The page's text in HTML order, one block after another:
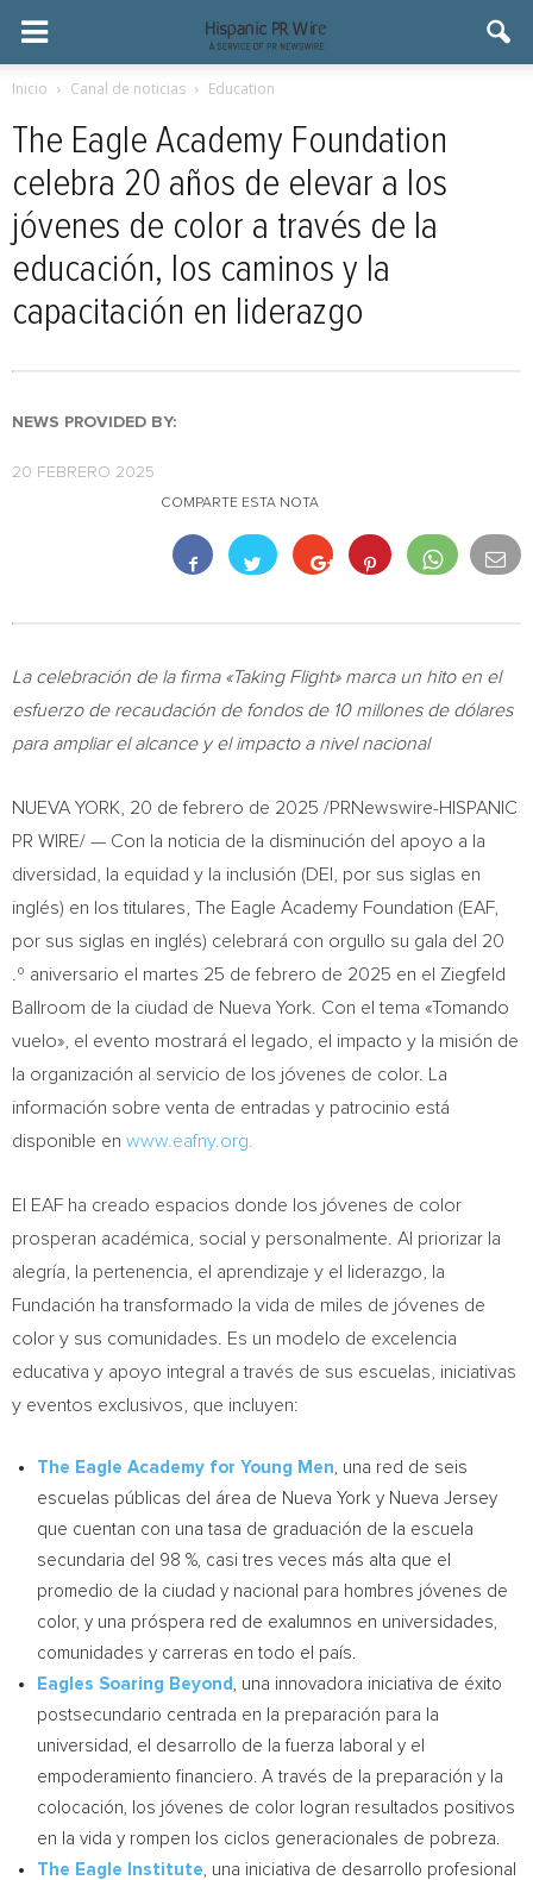
Inicio Canal de noticias Education
The Eagle Academy Foundation
celebra 20 años de elevar a los
jóvenes de color a través de la
educación, los caminos y la
capacitación en liderazgo
NEWS PROVIDED BY:
20 FEBRERO 2025
COMPARTE ESTA NOTA
La celebración de la firma «Taking Flight» marca un hito en el
esfuerzo de recaudación de fondos de 10 millones de dólares
para ampliar el alcance y el impacto a nivel nacional
NUEVA YORK 20 de febrero de 2025 /PRNewswire-HISPANIC
PR WIRE/ — Con la noticia de la disminución del apoyo a la
diversidad, la equidad y la inclusión (DEI, por sus siglas en
inglés) en los titulares, The Eagle Academy Foundation (EAF,
por sus siglas en inglés) celebrará con orgullo su gala del 20
.º aniversario el martes 25 de febrero de 2025 en el Ziegfeld
Ballroom de la ciudad de Nueva York . Con el tema «Tomando
vuelo», el evento mostrará el legado, el impacto y la misión de
la organización al servicio de los jóvenes de color. La
información sobre venta de entradas y patrocinio está
disponible en www.eafny.org.
El EAF ha creado espacios donde los jóvenes de color
prosperan académica, social y personalmente. Al priorizar la
alegría, la pertenencia, el aprendizaje y el liderazgo, la
Fundación ha transformado la vida de miles de jóvenes de
color y sus comunidades. Es un modelo de excelencia
educativa y apoyo integral a través de sus escuelas, iniciativas
y eventos exclusivos, que incluyen:
The Eagle Academy for Young Men, una red de seis
escuelas públicas del área de Nueva York y Nueva Jersey
que cuentan con una tasa de graduación de la escuela
secundaria del 98 %, casi tres veces más alta que el
promedio de la ciudad y nacional para hombres jóvenes de
color, y una próspera red de exalumnos en universidades,
comunidades y carreras en todo el país.
Eagles Soaring Beyond , una innovadora iniciativa de éxito
postsecundario centrada en la preparación para la
universidad, el desarrollo de la fuerza laboral y el
empoderamiento financiero. A través de la preparación y la
colocación, los jóvenes de color logran resultados positivos
en la vida y rompen los ciclos generacionales de pobreza.
The Eagle Institute, una iniciativa de desarrollo profesional